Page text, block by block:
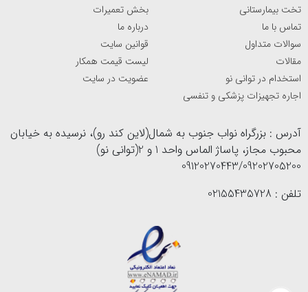
تخت بیمارستانی
بخش تعمیرات
تماس با ما
درباره ما
سوالات متداول
قوانین سایت
مقالات
لیست قیمت همکار
استخدام در توانی نو
عضویت در سایت
اجاره تجهیزات پزشکی و تنفسی
آدرس : بزرگراه نواب جنوب به شمال(لاین کند رو)، نرسیده به خیابان
محبوب مجاز، پاساژ الماس واحد 1 و 2(توانی نو)
09120270443/09202705200
تلفن : 02155435728